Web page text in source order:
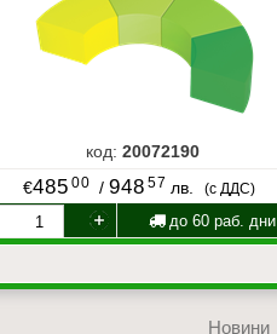
код:20072190
€485 00 /948 57 лв. (с ДДС)
до 60 раб. дни
Новини